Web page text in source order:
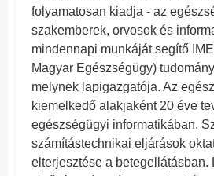
folyamatosan kiadja - az
szakemberek, orvosok és
mindennapi munkáját segítő
Magyar Egészségügy)
melynek lapigazgatója. Az
kiemelkedő alakjaként 20 éve
egészségügyi informatikában.
számítástechnikai eljárások
elterjesztése a betegellátásban.